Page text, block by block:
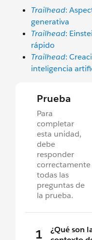
Trailhead:
generativa
Trailhead:
rápido
Trailhead:
inteligencia